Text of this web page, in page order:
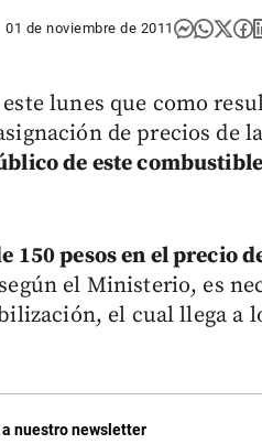
01 de noviembre de 2011
lunes que como
de precios de
de este
150 pesos en el precio
el Ministerio, es
el cual llega a
nuestro newsletter